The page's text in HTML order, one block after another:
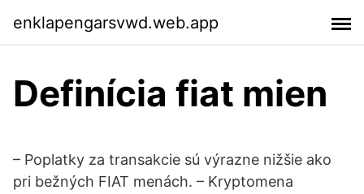
enklapengarsvwd.web.app
Definícia fiat mien
– Poplatky za transakcie sú výrazne nižšie ako
pri bežných FIAT menách. – Kryptomena